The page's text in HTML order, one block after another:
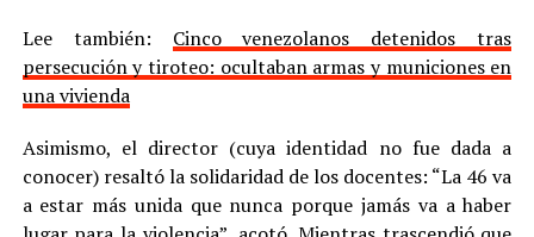
Lee también: Cinco venezolanos detenidos tras
persecución y tiroteo: ocultaban armas y municiones en
una vivienda
Asimismo, el director (cuya identidad no fue dada a
conocer) resaltó la solidaridad de los docentes: “La 46 va
a estar más unida que nunca porque jamás va a haber